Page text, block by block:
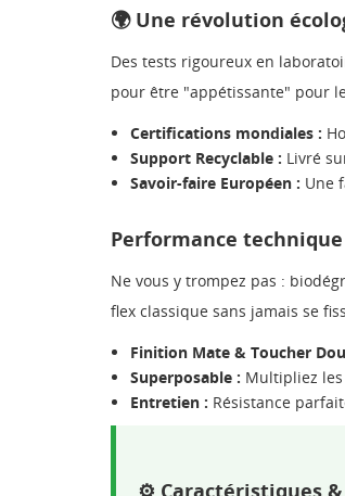
🌍 Une révolution
Des tests rigoureux en
pour être "appétissante" pour
Certifications mondiales :
Support Recyclable : Livré
Savoir-faire Européen : Une
Performance
Ne vous y trompez pas :
flex classique sans jamais se
Finition Mate & Toucher
Superposable : Multipliez
Entretien : Résistance
⚙️ Caractéristiques &